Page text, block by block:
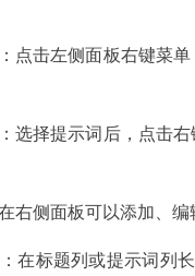
点击左侧面板右键菜
选择提示词后，点击
右侧面板可以添加、
在标题列或提示词列